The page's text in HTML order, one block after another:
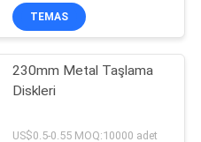
TEMAS
230mm Metal Taşlama
Diskleri
US$0.5-0.55 MOQ:10000 adet